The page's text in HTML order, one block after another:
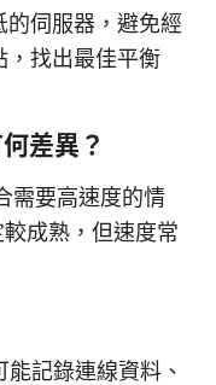
伺服器，避免經
，找出最佳平衡
差異？
需要高速度的情
成熟，但速度常
記錄連線資料、